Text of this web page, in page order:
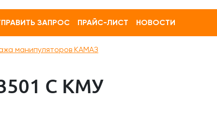
ЗАПРОС ПРАЙС-ЛИСТ НОВОСТИ
манипуляторов КАМАЗ
С КМУ